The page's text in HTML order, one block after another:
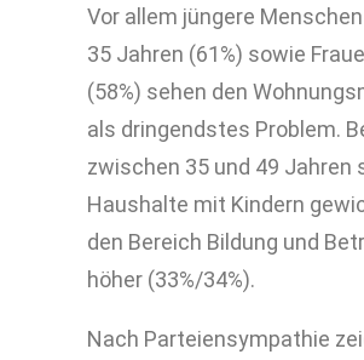
Vor allem jüngere
35 Jahren (61%) sowie
(58%) sehen den
als dringendstes Problem.
zwischen 35 und 49 Jahren
Haushalte mit Kindern
den Bereich Bildung und
höher (33%/34%).
Nach Parteiensympathie